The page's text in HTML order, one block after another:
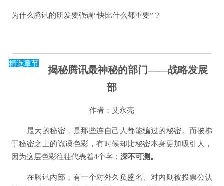
为什么腾讯的研发要强调“快比什么都重要”？
精选章节
揭秘腾讯最神秘的部门——战略发展
部
作者：艾永亮
最大的秘密，是那些连自己人都能骗过的秘密。而披拂
于秘密之上的诡谲色彩，有时候却比秘密本身更加吸引人，
因为这层色彩往往代表着4个字： 深不可测。
在腾讯内部，有一个对外久负盛名、对内则被投票公认